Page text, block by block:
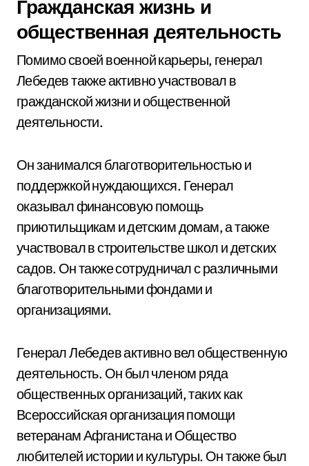
Гражданская жизнь и
общественная деятельность
Помимо своей военной карьеры, генерал
Лебедев также активно участвовал в
гражданской жизни и общественной
деятельности.
Он занимался благотворительностью и
поддержкой нуждающихся. Генерал
оказывал финансовую помощь
приютильщикам и детским домам, а также
участвовал в строительстве школ и детских
садов. Он также сотрудничал с различными
благотворительными фондами и
организациями.
Генерал Лебедев активно вел общественную
деятельность. Он был членом ряда
общественных организаций, таких как
Всероссийская организация помощи
ветеранам Афганистана и Общество
любителей истории и культуры. Он также был